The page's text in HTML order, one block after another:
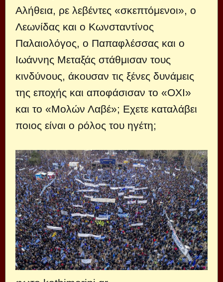
Αλήθεια, ρε λεβέντες «σκεπτόμενοι», ο
Λεωνίδας και ο Κωνσταντίνος
Παλαιολόγος, ο Παπαφλέσσας και ο
Ιωάννης Μεταξάς στάθμισαν τους
κινδύνους, άκουσαν τις ξένες δυνάμεις
της εποχής και αποφάσισαν το «ΟΧΙ»
και το «Μολών Λαβέ»; Εχετε καταλάβει
ποιος είναι ο ρόλος του ηγέτη;